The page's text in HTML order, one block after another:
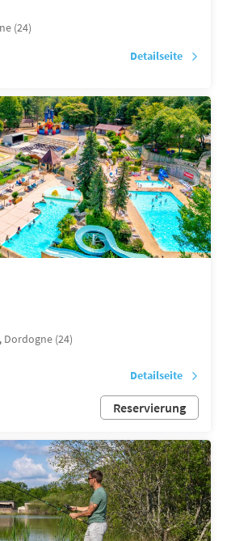
(24)
Detailseite
Dordogne (24)
Detailseite
Reservierung